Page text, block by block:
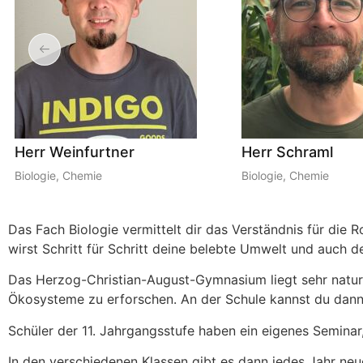
Herr Schraml
Biologie, Chemie
Herr
Biologie,
Das Fach Biologie vermittelt dir das Verständnis für die
wirst Schritt für Schritt deine belebte Umwelt und auch
Das Herzog-Christian-August-Gymnasium liegt sehr
Ökosysteme zu erforschen. An der Schule kannst du
Schüler der 11. Jahrgangsstufe haben ein eigenes